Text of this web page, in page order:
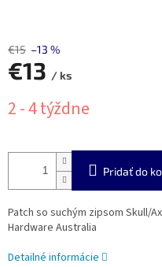
€15 –13 %
€13 / ks
cena:
2 - 4 týždne
Pridať do
Patch so suchým zipsom Skull/
Hardware Australia
Detailné informácie